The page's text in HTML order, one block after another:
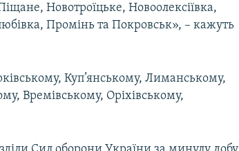
Новотроїцьке, Новоолексіївка,
Промінь та Покровськ», – кажуть
Куп’янському, Лиманському,
Времівському, Оріхівському,